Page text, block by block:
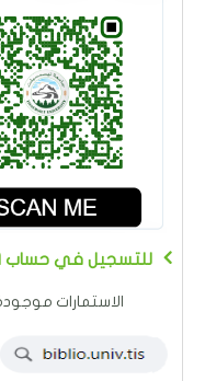
IQRAA للتسجيل في حساب
الاستمارات